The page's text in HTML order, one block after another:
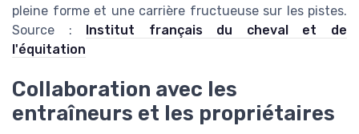
pleine forme et une carrière fructueuse sur les pistes.
Source : Institut français du cheval et de
l'équitation
Collaboration avec les
entraîneurs et les propriétaires